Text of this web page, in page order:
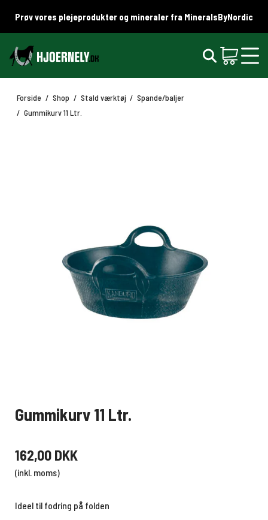
Prøv vores plejeprodukter og mineraler fra MineralsByNordic
Forside / Shop / Stald værktøj / Spande/baljer
/ Gummikurv 11 Ltr.
Gummikurv 11 Ltr.
162,00 DKK
(inkl. moms)
Ideel til fodring på folden